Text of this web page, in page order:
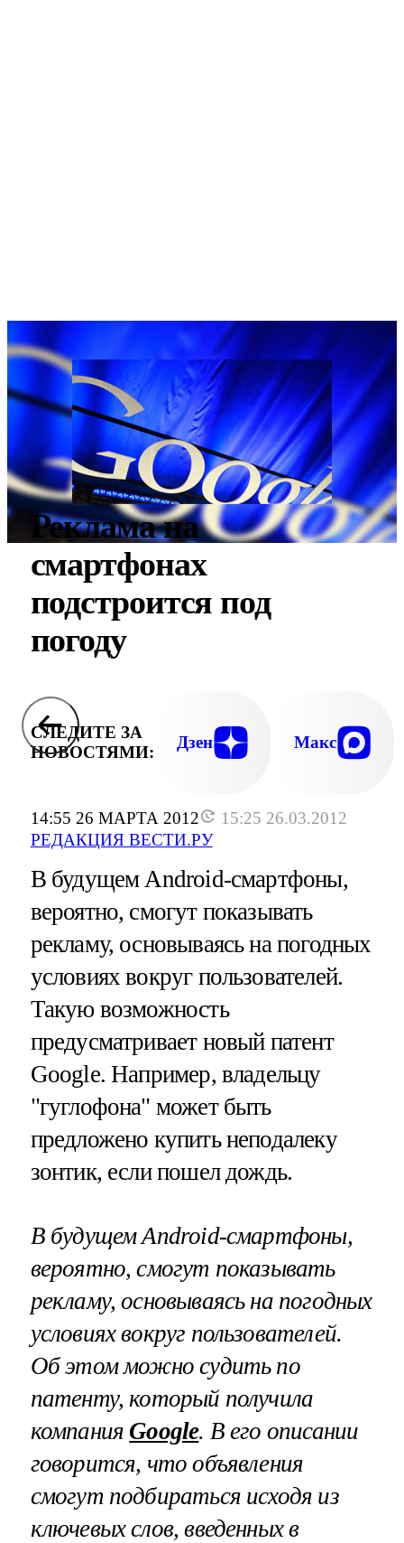
14:55 26 МАРТА 2012
15:25 26.03.2012
РЕДАКЦИЯ ВЕСТИ.РУ
Реклама на
смартфонах
подстроится под
погоду
СЛЕДИТЕ ЗА
НОВОСТЯМИ:
Дзен Макс
В будущем Android-смартфоны,
вероятно, смогут показывать
рекламу, основываясь на погодных
условиях вокруг пользователей.
Такую возможность
предусматривает новый патент
Google. Например, владельцу
"гуглофона" может быть
предложено купить неподалеку
зонтик, если пошел дождь.
В будущемAndroid-смартфоны,
вероятно, смогут показывать
рекламу, основываясь на погодных
условиях вокруг пользователей.
Об этом можно судить по
патенту, который получила
компания Google. В его описании
говорится, что объявления
смогут подбираться исходя из
ключевых слов, введенных в